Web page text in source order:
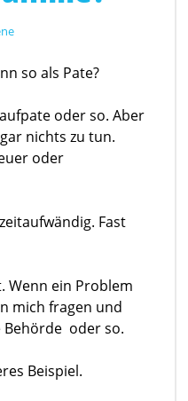
so als Pate?
oder so. Aber
nichts zu tun.
oder
Fast
Wenn ein Problem
mich fragen und
Behörde oder so.
Beispiel.